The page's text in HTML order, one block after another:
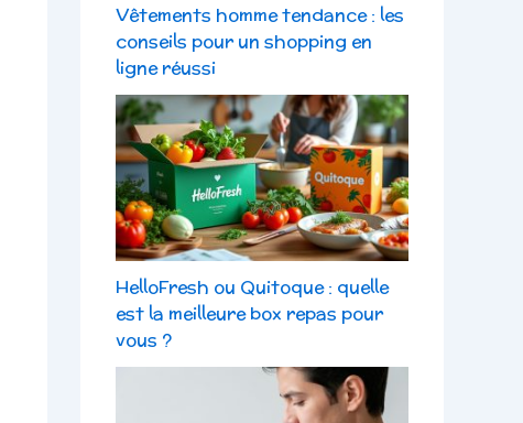
Vêtements homme tendance : les
conseils pour un shopping en
ligne réussi
HelloFresh ou Quitoque : quelle
est la meilleure box repas pour
vous ?